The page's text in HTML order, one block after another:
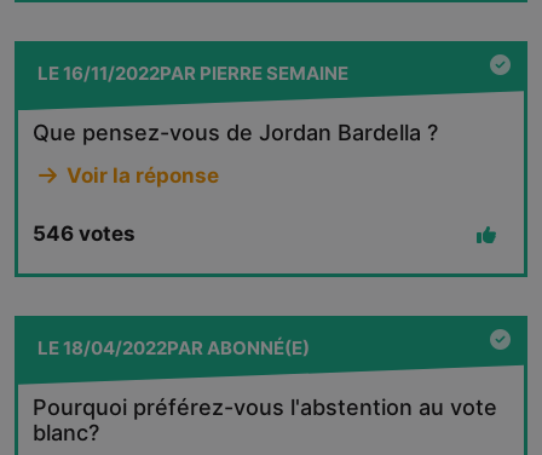
LE16/11/2022PAR PIERRE SEMAINE
Que pensez-vous de Jordan Bardella ?
Voir la réponse
546 votes
LE18/04/2022PAR ABONNÉ(E)
Pourquoi préférez-vous l'abstention au vote
blanc?